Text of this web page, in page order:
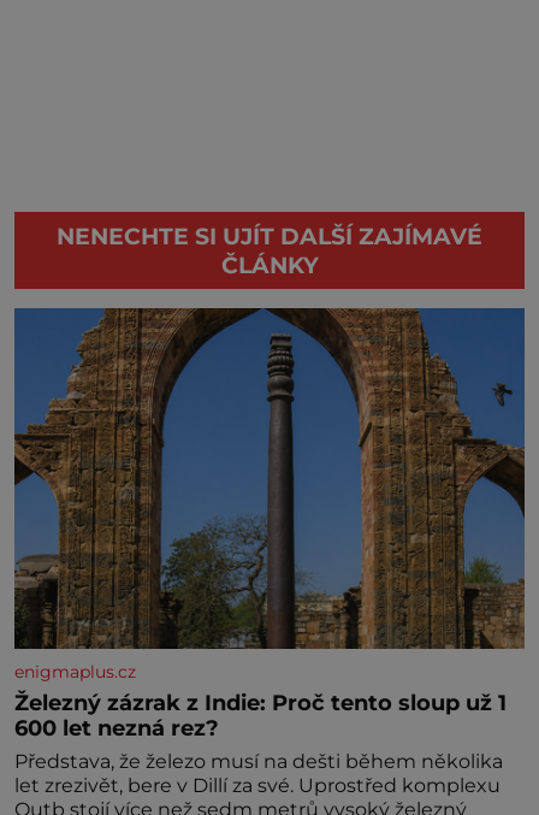
NENECHTE SI UJÍT DALŠÍ ZAJÍMAVÉ
ČLÁNKY
enigmaplus.cz
Železný zázrak z Indie: Proč tento sloup už 1
600 let nezná rez?
Představa, že železo musí na dešti během několika
let zrezivět, bere v Dillí za své. Uprostřed komplexu
Qutb stojí více než sedm metrů vysoký železný